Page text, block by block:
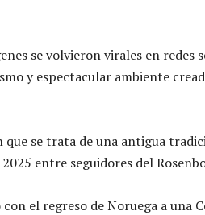
se volvieron virales en redes
y espectacular ambiente
que se trata de una antigua
entre seguidores del
el regreso de Noruega a una